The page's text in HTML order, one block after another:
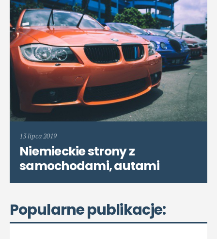
13 lipca 2019
Niemieckie strony z
samochodami, autami
Popularne publikacje: